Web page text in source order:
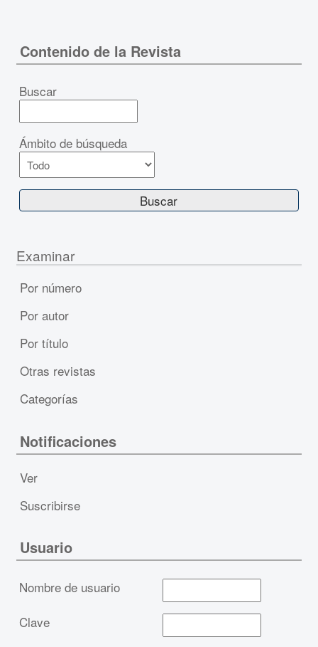
Contenido de la Revista
Buscar
Ámbito de búsqueda
Examinar
Por número
Por autor
Por título
Otras revistas
Categorías
Notificaciones
Ver
Suscribirse
Usuario
Nombre de usuario
Clave